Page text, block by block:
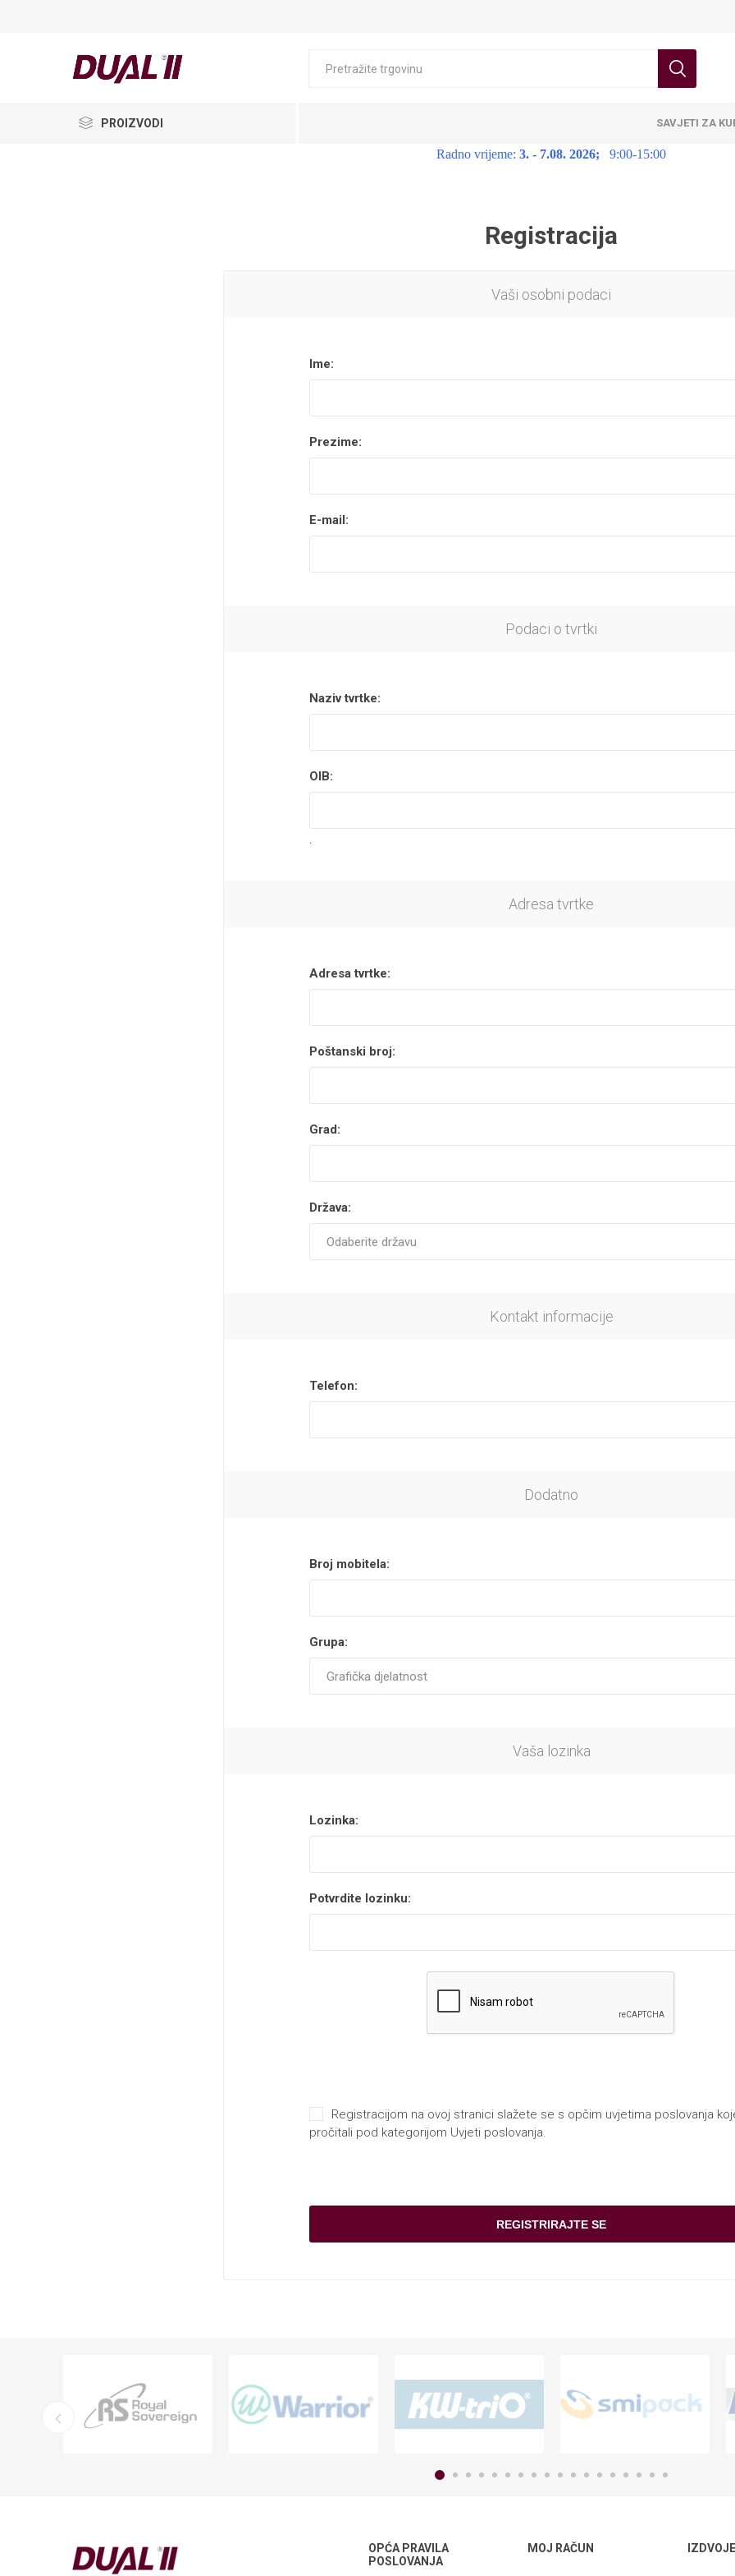
PROIZVODI SAVJETI ZA
Radno vrijeme: 3. - 7.08. 2026; 9:00-15:00
Registracija
Vaši osobni podaci
Ime:
Prezime:
E-mail:
Podaci o tvrtki
Naziv tvrtke:
OIB:
.
Adresa tvrtke
Adresa tvrtke:
Poštanski broj:
Grad:
Država:
Kontakt informacije
Telefon:
Dodatno
Broj mobitela:
Grupa:
Vaša lozinka
Lozinka:
Potvrdite lozinku:
Registracijom na ovoj stranici slažete se s opčim uvjetima poslovanja
pročitali pod kategorijom Uvjeti poslovanja.
OPĆA PRAVILA
POSLOVANJA
MOJ RAČUN